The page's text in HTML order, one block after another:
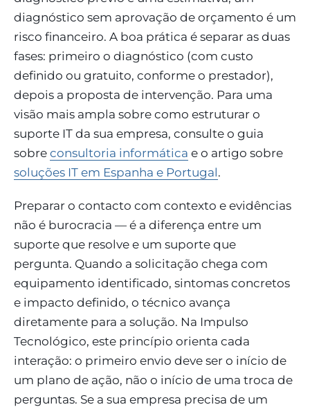
diagnóstico sem aprovação de orçamento é um
risco financeiro. A boa prática é separar as duas
fases: primeiro o diagnóstico (com custo
definido ou gratuito, conforme o prestador),
depois a proposta de intervenção. Para uma
visão mais ampla sobre como estruturar o
suporte IT da sua empresa, consulte o guia
sobre consultoria informática e o artigo sobre
soluções IT em Espanha e Portugal.
Preparar o contacto com contexto e evidências
não é burocracia — é a diferença entre um
suporte que resolve e um suporte que
pergunta. Quando a solicitação chega com
equipamento identificado, sintomas concretos
e impacto definido, o técnico avança
diretamente para a solução. Na Impulso
Tecnológico, este princípio orienta cada
interação: o primeiro envio deve ser o início de
um plano de ação, não o início de uma troca de
perguntas. Se a sua empresa precisa de um